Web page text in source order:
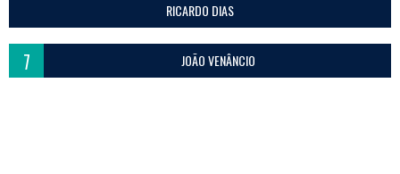
RICARDO DIAS
7 JOÃO VENÂNCIO